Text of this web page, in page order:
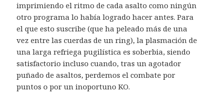
imprimiendo el ritmo de cada asalto como ningún
otro programa lo había logrado hacer antes. Para
el que esto suscribe (que ha peleado más de una
vez entre las cuerdas de un ring), la plasmación de
una larga refriega pugilística es soberbia, siendo
satisfactorio incluso cuando, tras un agotador
puñado de asaltos, perdemos el combate por
puntos o por un inoportuno KO.